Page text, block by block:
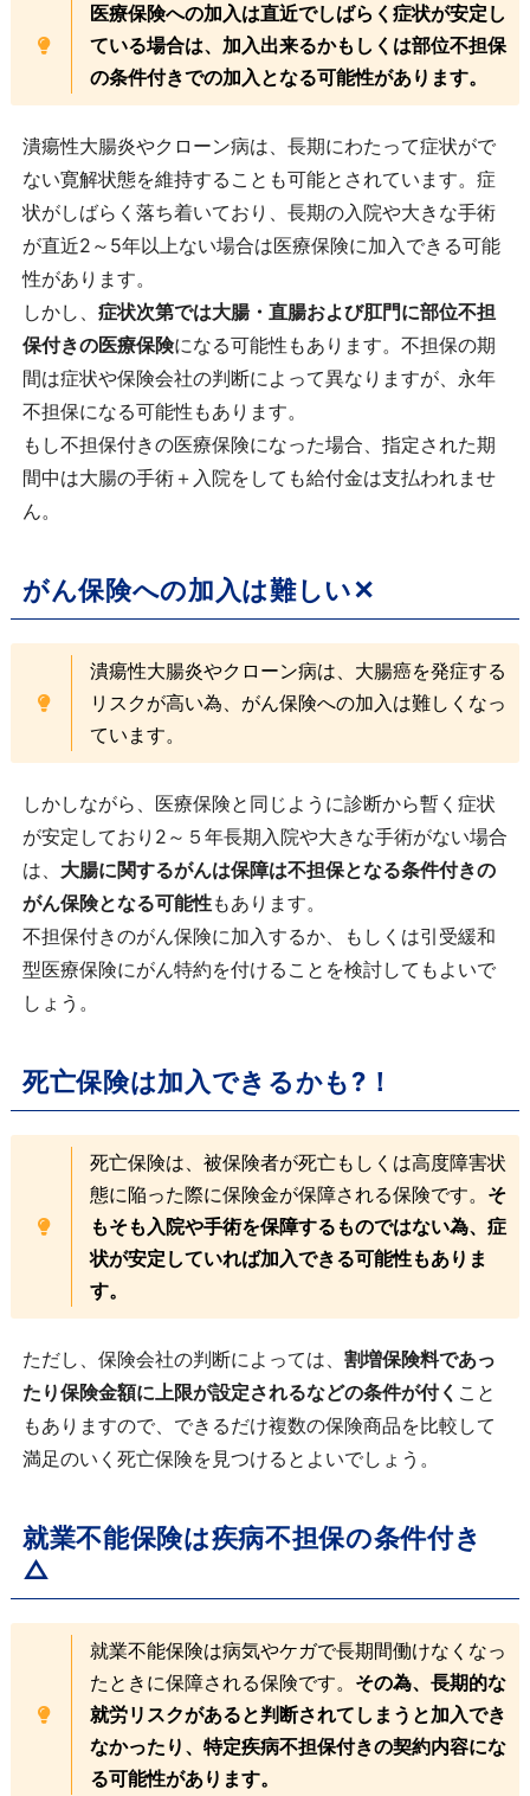
医療保険への加入は直近でしばらく症状が安定し
ている場合は、加入出来るかもしくは部位不担保
の条件付きでの加入となる可能性があります。
潰瘍性大腸炎やクローン病は、長期にわたって症状がで
ない寛解状態を維持することも可能とされています。症
状がしばらく落ち着いており、長期の入院や大きな手術
が直近2～5年以上ない場合は医療保険に加入できる可能
性があります。
しかし、 症状次第では大腸・直腸および肛門に部位不担
保付きの医療保険になる可能性もあります。不担保の期
間は症状や保険会社の判断によって異なりますが、永年
不担保になる可能性もあります。
もし不担保付きの医療保険になった場合、指定された期
間中は大腸の手術＋入院をしても給付金は支払われませ
ん。
がん保険への加入は難しい✕
潰瘍性大腸炎やクローン病は、大腸癌を発症する
リスクが高い為、がん保険への加入は難しくなっ
ています。
しかしながら、医療保険と同じように診断から暫く症状
が安定しており2～５年長期入院や大きな手術がない場合
は、 大腸に関するがんは保障は不担保となる条件付きの
がん保険となる可能性もあります。
不担保付きのがん保険に加入するか、もしくは引受緩和
型医療保険にがん特約を付けることを検討してもよいで
しょう。
死亡保険は加入できるかも?！
死亡保険は、被保険者が死亡もしくは高度障害状
態に陥った際に保険金が保障される保険です。 そ
もそも入院や手術を保障するものではない為、症
状が安定していれば加入できる可能性もありま
す。
ただし、保険会社の判断によっては、 割増保険料であっ
たり保険金額に上限が設定されるなどの条件が付く こと
もありますので、できるだけ複数の保険商品を比較して
満足のいく死亡保険を見つけるとよいでしょう。
就業不能保険は疾病不担保の条件付き
△
就業不能保険は病気やケガで長期間働けなくなっ
たときに保障される保険です。 その為、長期的な
就労リスクがあると判断されてしまうと加入でき
なかったり、特定疾病不担保付きの契約内容にな
る可能性があります。